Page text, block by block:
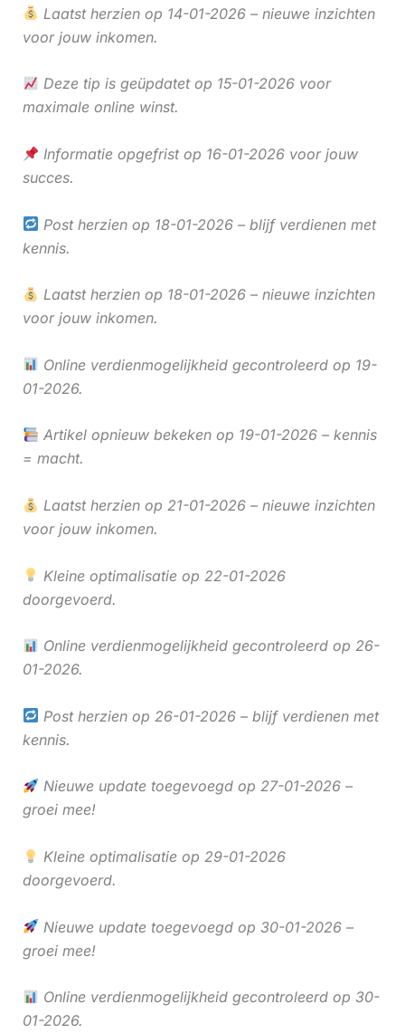
Laatst herzien op 14-01-2026 – nieuwe inzichten
voor jouw inkomen.
Deze tip is geüpdatet op 15-01-2026 voor
maximale online winst.
Informatie opgefrist op 16-01-2026 voor jouw
succes.
Post herzien op 18-01-2026 – blijf verdienen met
kennis.
Laatst herzien op 18-01-2026 – nieuwe inzichten
voor jouw inkomen.
Online verdienmogelijkheid gecontroleerd op 19-
01-2026.
Artikel opnieuw bekeken op 19-01-2026 – kennis
= macht.
Laatst herzien op 21-01-2026 – nieuwe inzichten
voor jouw inkomen.
Kleine optimalisatie op 22-01-2026
doorgevoerd.
Online verdienmogelijkheid gecontroleerd op 26-
01-2026.
Post herzien op 26-01-2026 – blijf verdienen met
kennis.
Nieuwe update toegevoegd op 27-01-2026 –
groei mee!
Kleine optimalisatie op 29-01-2026
doorgevoerd.
Nieuwe update toegevoegd op 30-01-2026 –
groei mee!
Online verdienmogelijkheid gecontroleerd op 30-
01-2026.